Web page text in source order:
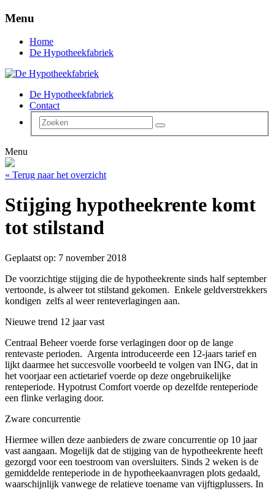
Menu
Home
De Hypotheekfabriek
De Hypotheekfabriek
Contact
Menu
« Terug naar het overzicht
Stijging hypotheekrente komt
tot stilstand
Geplaatst op: 7 november 2018
De voorzichtige stijging die de hypotheekrente sinds half september
vertoonde, is alweer tot stilstand gekomen. Enkele geldverstrekkers
kondigen zelfs al weer renteverlagingen aan.
Nieuwe trend 12 jaar vast
Centraal Beheer voerde forse verlagingen door op de lange
rentevaste perioden. Argenta introduceerde een 12-jaars tarief en
lijkt daarmee het succesvolle voorbeeld te volgen van ING, dat in
het voorjaar een actietarief voerde op deze ongebruikelijke
renteperiode. Hypotrust Comfort voerde op dezelfde renteperiode
een flinke verlaging door.
Zware concurrentie
Hiermee willen deze aanbieders de zware concurrentie op 10 jaar
vast aangaan. Mogelijk dat de stijging van de hypotheekrente heeft
gezorgd voor een toestroom van oversluiters. Sinds 2 weken is de
gemiddelde renteperiode in de hypotheekaanvragen plots gedaald,
waarschijnlijk vanwege de relatieve toename van vijftigplussers. In